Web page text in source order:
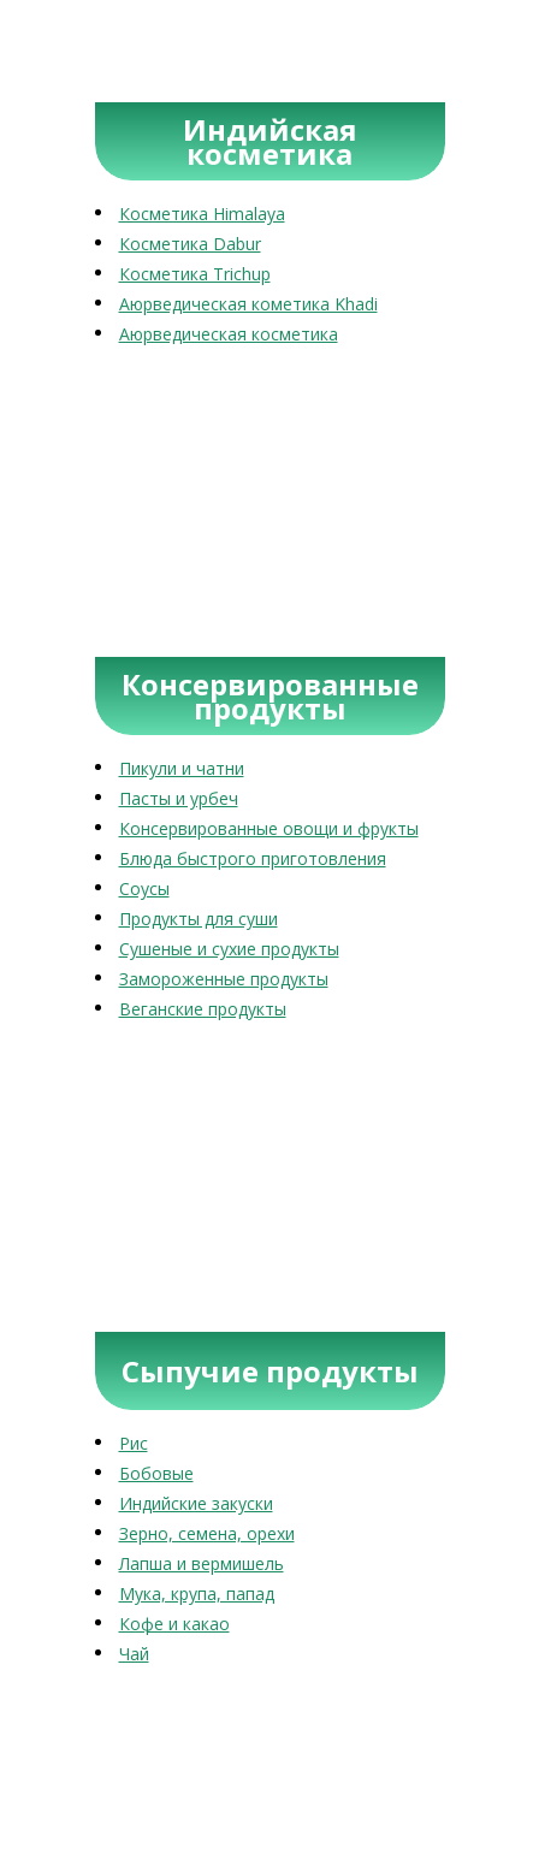
Индийская
косметика
Косметика Himalaya
Косметика Dabur
Косметика Trichup
Аюрведическая кометика Khadi
Аюрведическая косметика
Консервированные
продукты
Пикули и чатни
Пасты и урбеч
Консервированные овощи и фрукты
Блюда быстрого приготовления
Соусы
Продукты для суши
Сушеные и сухие продукты
Замороженные продукты
Веганские продукты
Сыпучие продукты
Рис
Бобовые
Индийские закуски
Зерно, семена, орехи
Лапша и вермишель
Мука, крупа, папад
Кофе и какао
Чай